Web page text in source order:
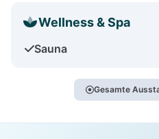
Wellness & Spa
Sauna
Gesamte